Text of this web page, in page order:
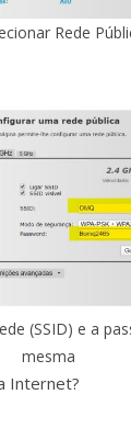
Rede
(SSID) e a
mesma
Internet?